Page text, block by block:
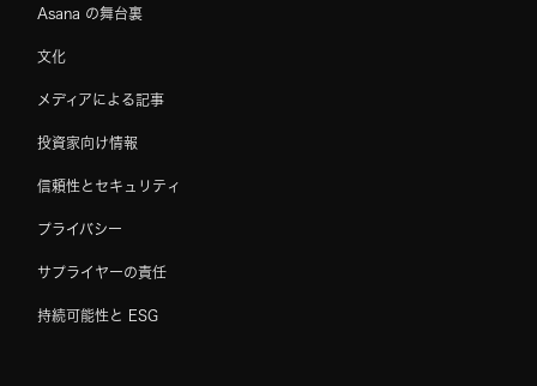
Asana の舞台裏
文化
メディアによる記事
投資家向け情報
信頼性とセキュリティ
プライバシー
サプライヤーの責任
持続可能性と ESG